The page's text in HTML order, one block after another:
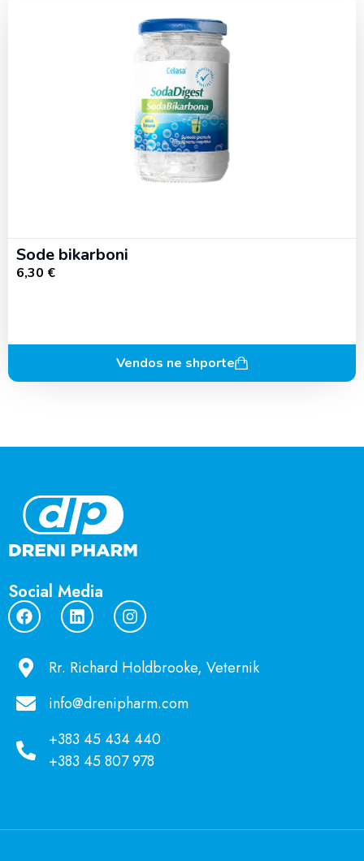
Sode bikarboni
6,30 €
Vendos ne shporte
Social Media
Rr. Richard Holdbrooke, Veternik
info@drenipharm.com
+383 45 434 440
+383 45 807 978